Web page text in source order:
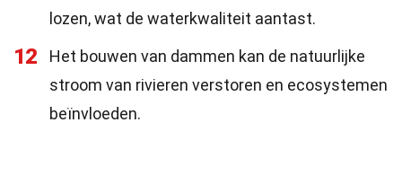
lozen, wat de waterkwaliteit aantast.
12
Het bouwen van dammen kan de natuurlijke
stroom van rivieren verstoren en ecosystemen
beïnvloeden.